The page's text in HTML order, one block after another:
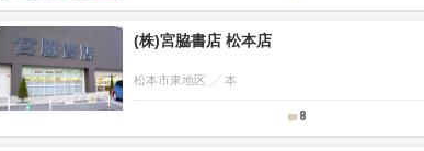
(株)宮脇書店 松本店
松本市東地区 本
8